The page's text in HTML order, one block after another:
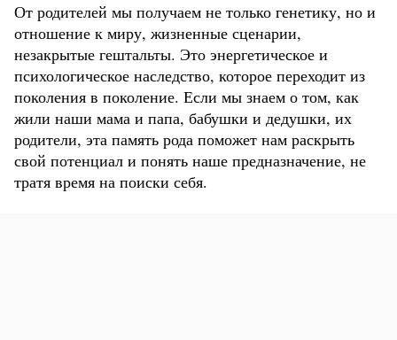
От родителей мы получаем не только генетику, но и
отношение к миру, жизненные сценарии,
незакрытые гештальты. Это энергетическое и
психологическое наследство, которое переходит из
поколения в поколение. Если мы знаем о том, как
жили наши мама и папа, бабушки и дедушки, их
родители, эта память рода поможет нам раскрыть
свой потенциал и понять наше предназначение, не
тратя время на поиски себя.